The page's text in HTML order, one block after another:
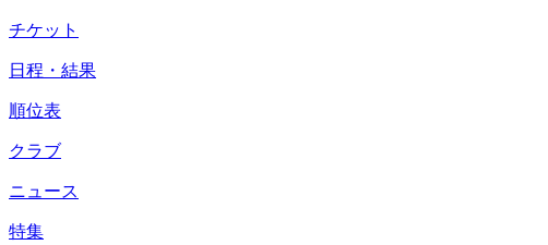
チケット
日程・結果
順位表
クラブ
ニュース
特集